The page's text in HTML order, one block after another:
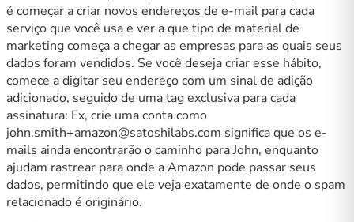
é começar a criar novos endereços de e-mail para cada
serviço que você usa e ver a que tipo de material de
marketing começa a chegar as empresas para as quais seus
dados foram vendidos. Se você deseja criar esse hábito,
comece a digitar seu endereço com um sinal de adição
adicionado, seguido de uma tag exclusiva para cada
assinatura: Ex, crie uma conta como
john.smith+amazon@satoshilabs.com significa que os e-
mails ainda encontrarão o caminho para John, enquanto
ajudam rastrear para onde a Amazon pode passar seus
dados, permitindo que ele veja exatamente de onde o spam
relacionado é originário.